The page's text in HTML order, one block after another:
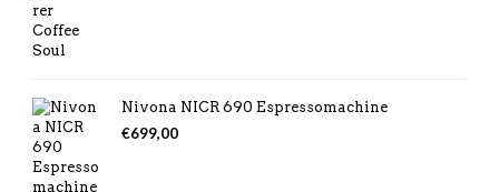
Nivona NICR 690 Espressomachine
€699,00